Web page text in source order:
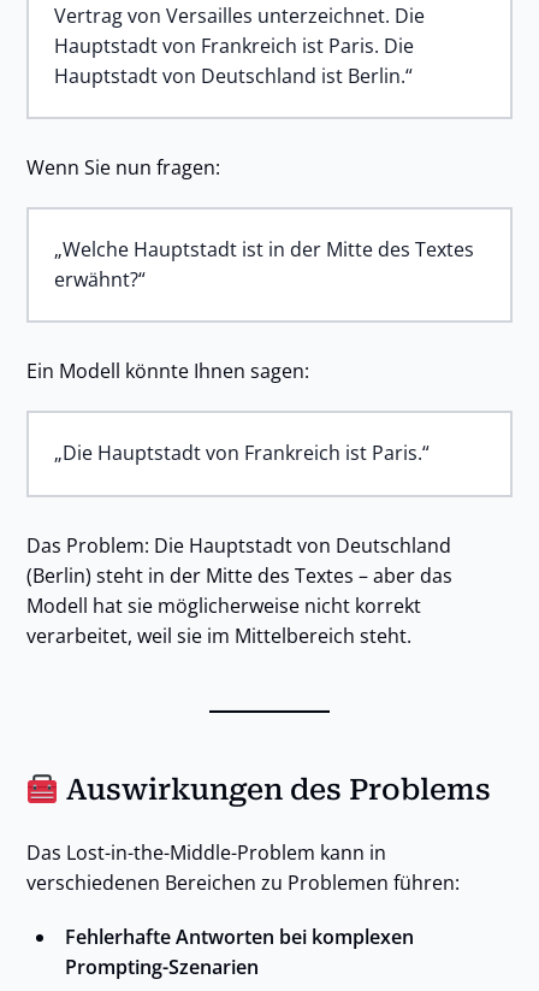
Vertrag von Versailles unterzeichnet. Die
Hauptstadt von Frankreich ist Paris. Die
Hauptstadt von Deutschland ist Berlin.“
Wenn Sie nun fragen:
„Welche Hauptstadt ist in der Mitte des Textes
erwähnt?“
Ein Modell könnte Ihnen sagen:
„Die Hauptstadt von Frankreich ist Paris.“
Das Problem: Die Hauptstadt von Deutschland
(Berlin) steht in der Mitte des Textes – aber das
Modell hat sie möglicherweise nicht korrekt
verarbeitet, weil sie im Mittelbereich steht.
Auswirkungen des Problems
Das Lost-in-the-Middle-Problem kann in
verschiedenen Bereichen zu Problemen führen:
Fehlerhafte Antworten bei komplexen
Prompting-Szenarien